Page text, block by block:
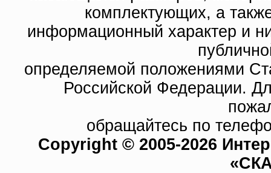
комплектующих, а
информационный характер и
определяемой положениями
Российской Федерации.
обращайтесь по
Copyright © 2005-2026